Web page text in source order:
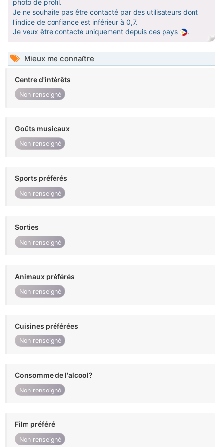
photo de profil.
Je ne souhaite pas être contacté par des utilisateurs dont
l'indice de confiance est inférieur à 0,7.
Je veux être contacté uniquement depuis ces pays
.
Mieux me connaître
Centre d'intérêts
Non renseigné
Goûts musicaux
Non renseigné
Sports préférés
Non renseigné
Sorties
Non renseigné
Animaux préférés
Non renseigné
Cuisines préférées
Non renseigné
Consomme de l'alcool?
Non renseigné
Film préféré
Non renseigné